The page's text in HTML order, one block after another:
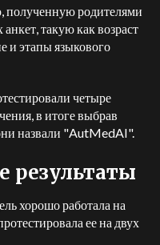
родителями
такую как возраст
и этапы языкового
четыре
в итоге выбрав
назвали "AutMedAI".
хорошо работала на
ее на двух